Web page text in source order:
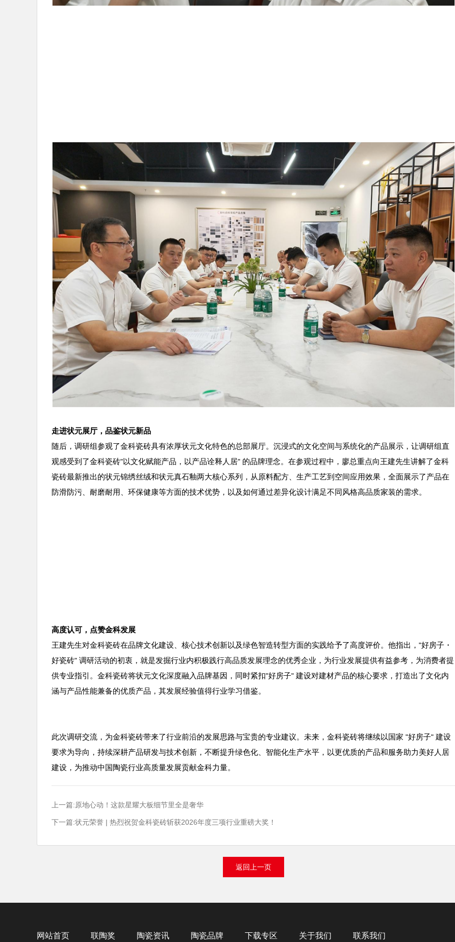
走进状元展厅，品鉴状元新品
随后，调研组参观了金科瓷砖具有浓厚状元文化特色的总部展厅。沉浸式的文化空间与系统化的产品展示，让调研组直
观感受到了金科瓷砖"以文化赋能产品，以产品诠释人居" 的品牌理念。在参观过程中，廖总重点向王建先生讲解了金科
瓷砖最新推出的状元锦绣丝绒和状元真石釉两大核心系列，从原料配方、生产工艺到空间应用效果，全面展示了产品在
防滑防污、耐磨耐用、环保健康等方面的技术优势，以及如何通过差异化设计满足不同风格高品质家装的需求。
高度认可，点赞金科发展
王建先生对金科瓷砖在品牌文化建设、核心技术创新以及绿色智造转型方面的实践给予了高度评价。他指出， "好房子・
好瓷砖" 调研活动的初衷，就是发掘行业内积极践行高品质发展理念的优秀企业，为行业发展提供有益参考，为消费者提
供专业指引。金科瓷砖将状元文化深度融入品牌基因，同时紧扣"好房子" 建设对建材产品的核心要求，打造出了文化内
涵与产品性能兼备的优质产品，其发展经验值得行业学习借鉴。
此次调研交流，为金科瓷砖带来了行业前沿的发展思路与宝贵的专业建议。未来，金科瓷砖将继续以国家 "好房子" 建设
要求为导向，持续深耕产品研发与技术创新，不断提升绿色化、智能化生产水平，以更优质的产品和服务助力美好人居
建设，为推动中国陶瓷行业高质量发展贡献金科力量。
上一篇:原地心动！这款星耀大板细节里全是奢华
下一篇:状元荣誉 | 热烈祝贺金科瓷砖斩获2026年度三项行业重磅大奖！
返回上一页
网站首页 联陶奖 陶瓷资讯 陶瓷品牌 下载专区 关于我们 联系我们